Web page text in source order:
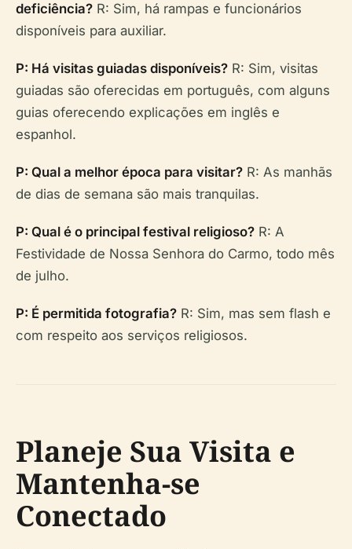
deficiência? R: Sim, há rampas e funcionários
disponíveis para auxiliar.
P: Há visitas guiadas disponíveis? R: Sim, visitas
guiadas são oferecidas em português, com alguns
guias oferecendo explicações em inglês e
espanhol.
P: Qual a melhor época para visitar? R: As manhãs
de dias de semana são mais tranquilas.
P: Qual é o principal festival religioso? R: A
Festividade de Nossa Senhora do Carmo, todo mês
de julho.
P: É permitida fotografia? R: Sim, mas sem flash e
com respeito aos serviços religiosos.
Planeje Sua Visita e
Mantenha-se
Conectado